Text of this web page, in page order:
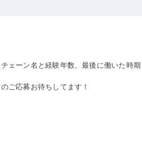
ェーン名と経験年数、最後に働いた時
ご応募お待ちしてます！